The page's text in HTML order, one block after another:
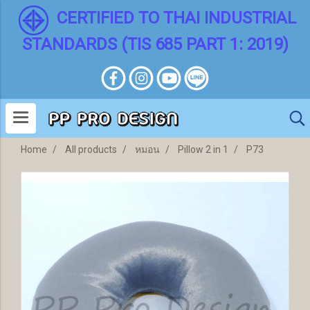
CERTIFIED TO THAI INDUSTRIAL
STANDARDS (TIS 685 PART 1: 2019)
Home All products หมอน Pillow 2 in 1 P73